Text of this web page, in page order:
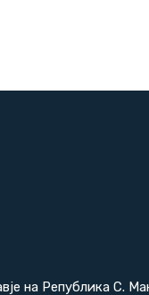
на Република С.